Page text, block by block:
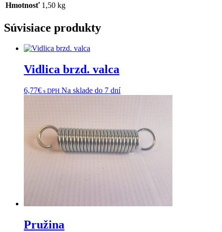
Hmotnosť 1,50 kg
Súvisiace produkty
Vidlica brzd. valca
6,77€ s DPH Na sklade do 7 dní
Pružina